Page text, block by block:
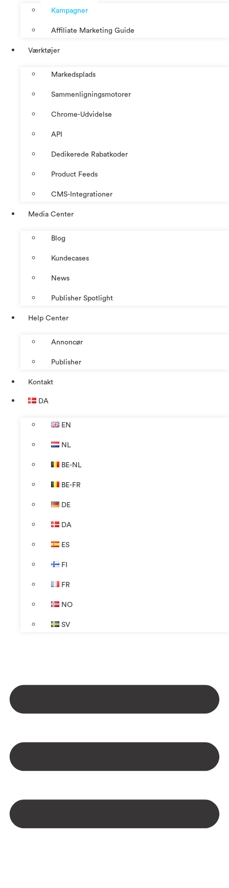
Kampagner
Affiliate Marketing Guide
Værktøjer
Markedsplads
Sammenligningsmotorer
Chrome-Udvidelse
API
Dedikerede Rabatkoder
Product Feeds
CMS-Integrationer
Media Center
Blog
Kundecases
News
Publisher Spotlight
Help Center
Annoncør
Publisher
Kontakt
DA
EN
NL
BE-NL
BE-FR
DE
DA
ES
FI
FR
NO
SV